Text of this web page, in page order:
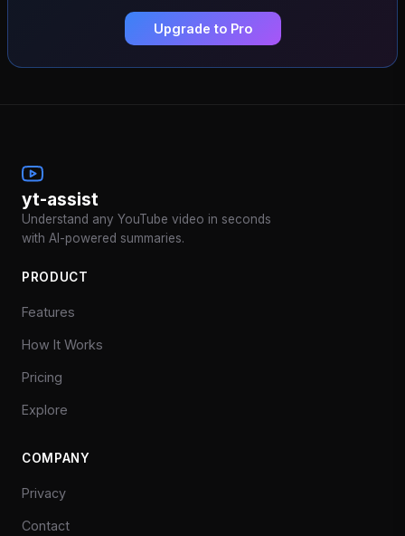
Upgrade to Pro
yt-assist
Understand any YouTube video in seconds
with AI-powered summaries.
PRODUCT
Features
How It Works
Pricing
Explore
COMPANY
Privacy
Contact